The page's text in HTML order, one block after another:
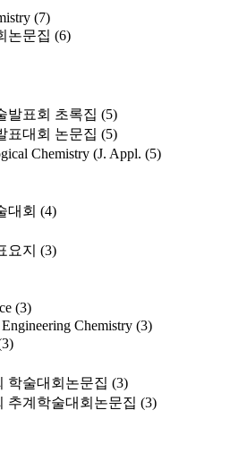
(7)
논문집 (6)
발표회 초록집 (5)
표대회 논문집 (5)
Chemistry (J. Appl. (5)
대회 (4)
요지 (3)
(3)
Chemistry (3)
학술대회논문집 (3)
추계학술대회논문집 (3)